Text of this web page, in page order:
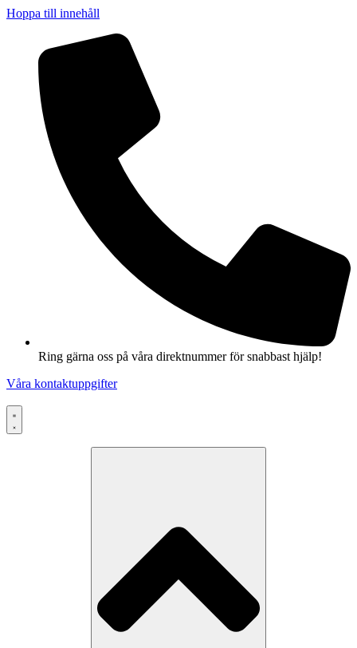
Hoppa till innehåll
Ring gärna oss på våra direktnummer för snabbast hjälp!
Våra kontaktuppgifter